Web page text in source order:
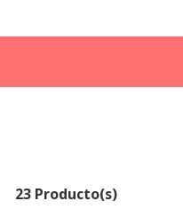
23 Producto(s)